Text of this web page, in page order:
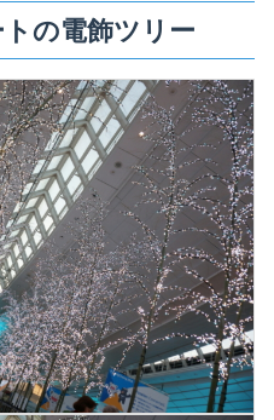
の電飾ツリー